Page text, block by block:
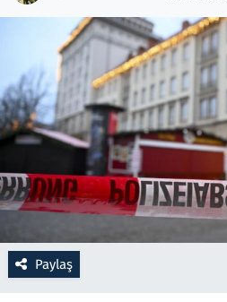
Paylaş
Ramazan
Resmi İlanlar
Rüya Tabirleri
Sağlık
Savunma Sanayi
Seçim 2023